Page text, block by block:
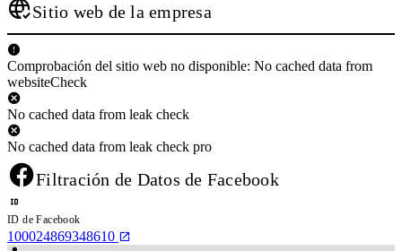
Sitio web de la empresa
Comprobación del sitio web no disponible: No cached data from
websiteCheck
No cached data from leak check
No cached data from leak check pro
Filtración de Datos de Facebook
ID de Facebook
100024869348610